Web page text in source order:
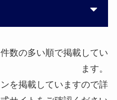
数の多い順で掲載してい
ます。
を掲載していますので詳